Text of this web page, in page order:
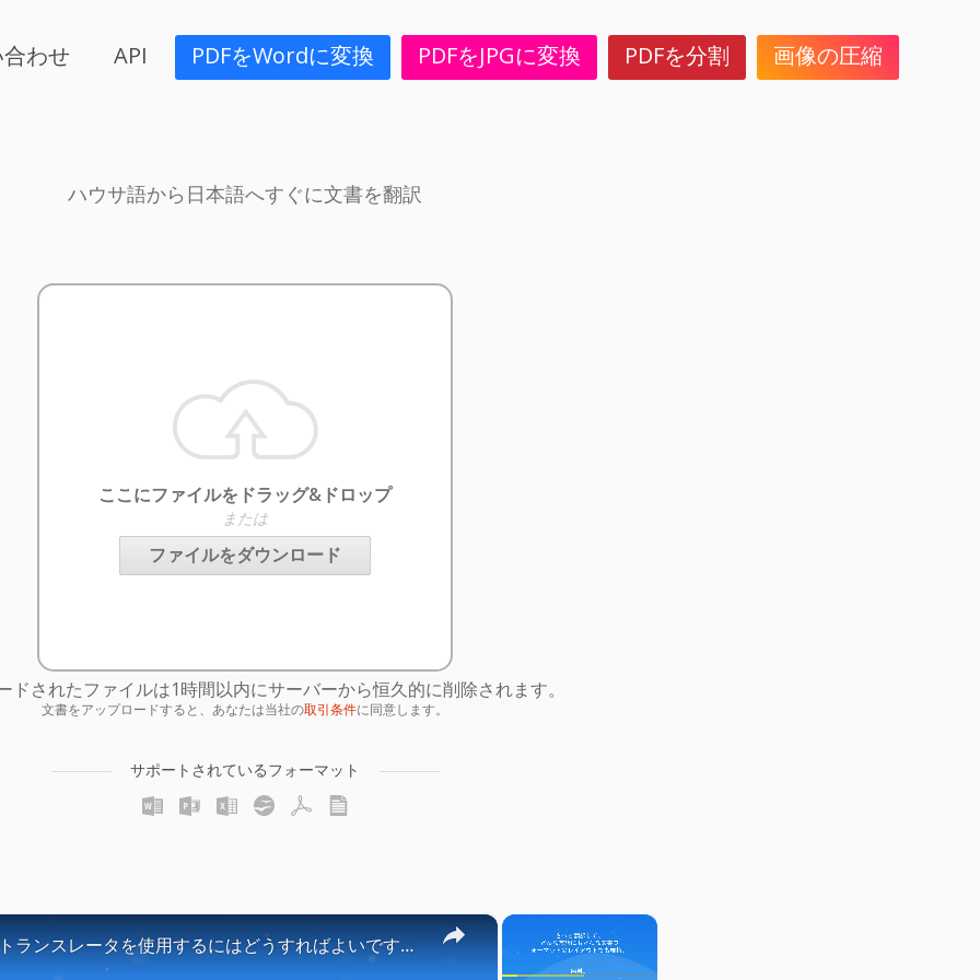
わせ API PDFをWordに変換 PDFをJPGに変換 PDFを分割 画像の圧縮
ハウサ語から日本語へすぐに文書を翻訳
ここにファイルをドラッグ&ドロップ
または
ファイルをダウンロード
ドされたファイルは1時間以内にサーバーから恒久的に削除されます。
文書をアップロードすると、あなたは当社の取引条件に同意します。
サポートされているフォーマット
×
×
ドキュメントトランスレータを使用するにはどうすればよいですか？